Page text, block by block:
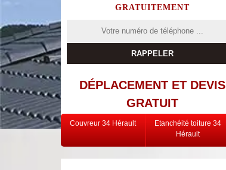
GRATUITEMENT
DÉPLACEMENT ET DEVIS
GRATUIT
Couvreur 34 Hérault
Etanchéité toiture 34
Hérault